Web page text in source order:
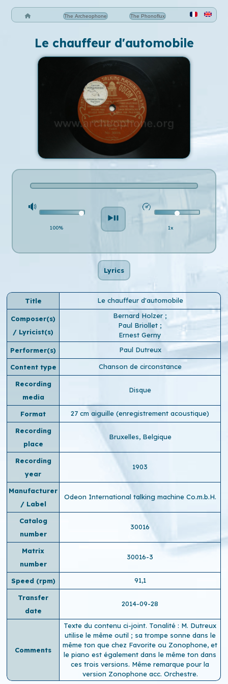
The Archeophone The Phonoflux
Le chauffeur d'automobile
100% 1x
Lyrics
Title Le chauffeur d'automobile
Composer(s)
/ Lyricist(s)
Bernard Holzer ;
Paul Briollet ;
Ernest Gerny
Performer(s)
Paul Dutreux
Content type Chanson de circonstance
Recording
media
Disque
Format 27 cm aiguille (enregistrement acoustique)
Recording
place
Bruxelles, Belgique
Recording
year
1903
Manufacturer
/ Label
Odeon International talking machine Co.m.b.H.
Catalog
number
30016
Matrix
number
30016-3
Speed ​​(rpm) 91,1
Transfer
date
2014-09-28
Comments
Texte du contenu ci-joint. Tonalité : M. Dutreux
utilise le même outil ; sa trompe sonne dans le
même ton que chez Favorite ou Zonophone, et
le piano est également dans le même ton dans
ces trois versions. Même remarque pour la
version Zonophone acc. Orchestre.